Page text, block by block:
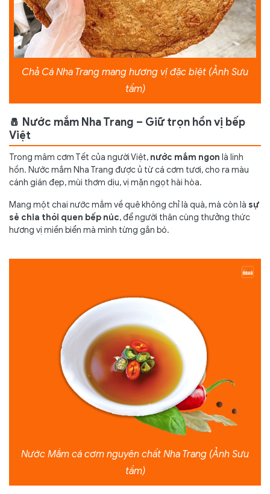
Chả Cá Nha Trang mang hương vị đặc biệt (Ảnh Sưu
tầm)
🧂 Nước mắm Nha Trang – Giữ trọn hồn vị bếp
Việt
Trong mâm cơm Tết của người Việt, nước mắm ngon là linh
hồn. Nước mắm Nha Trang được ủ từ cá cơm tươi, cho ra màu
cánh gián đẹp, mùi thơm dịu, vị mặn ngọt hài hòa.
Mang một chai nước mắm về quê không chỉ là quà, mà còn là sự
sẻ chia thói quen bếp núc, để người thân cùng thưởng thức
hương vị miền biển mà mình từng gắn bó.
Nước Mắm cá cơm nguyên chất Nha Trang (Ảnh Sưu
tầm)